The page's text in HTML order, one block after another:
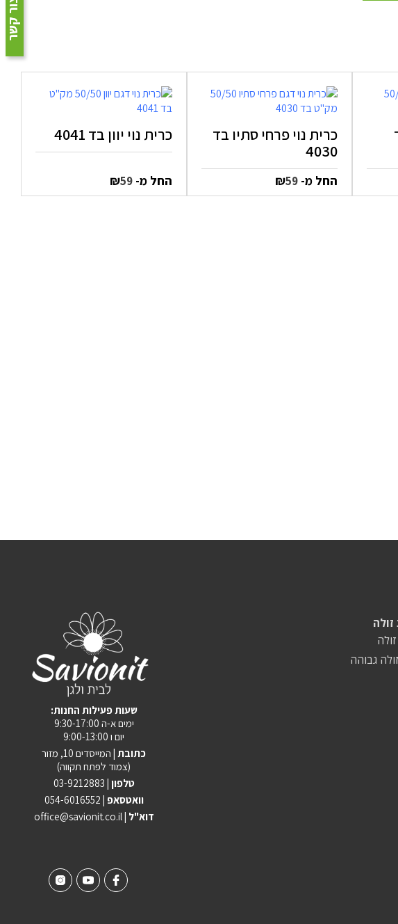
צור קשר
כרית נוי פרחי סתיו בד
4030
החל מ- ₪59
כרית נוי יוון בד 4041
החל מ- ₪59
:שעות פעילות החנות
ימים א-ה 9:30-17:00
יום ו 9:00-13:00
כתובת | המייסדים 10, מזור
(צמוד לפתח תקווה)
טלפון | 03-9212883
וואטסאפ | 054-6016552
office@savionit.co.il | דוא"ל
זולה
גבוהה